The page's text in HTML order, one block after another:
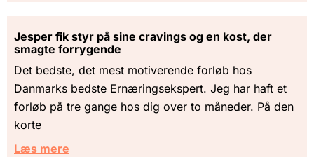
Jesper fik styr på sine cravings og en kost, der
smagte forrygende
Det bedste, det mest motiverende forløb hos
Danmarks bedste Ernæringsekspert. Jeg har haft et
forløb på tre gange hos dig over to måneder. På den
korte
Læs mere